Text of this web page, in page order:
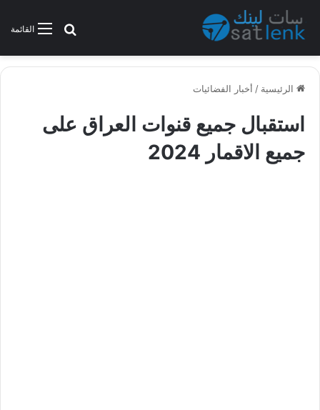
القائمةبحث عن
الرئيسية / أخبار الفضائيات
استقبال جميع قنوات العراق على
جميع الاقمار 2024